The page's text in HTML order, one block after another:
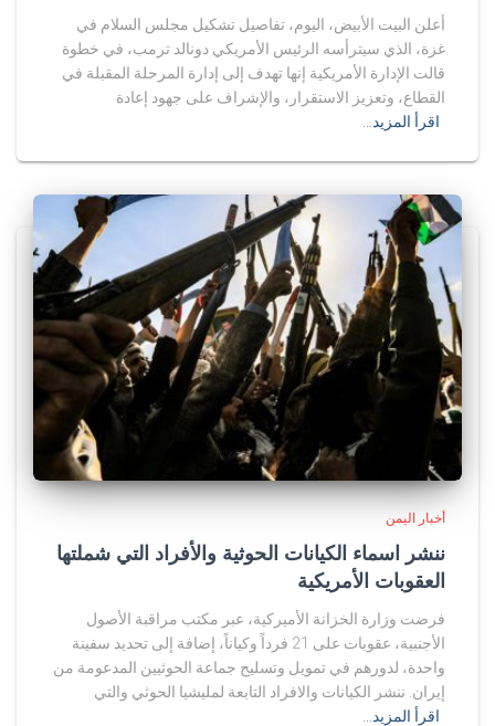
أعلن البيت الأبيض، اليوم، تفاصيل تشكيل مجلس السلام في
غزة، الذي سيترأسه الرئيس الأمريكي دونالد ترمب، في خطوة
قالت الإدارة الأمريكية إنها تهدف إلى إدارة المرحلة المقبلة في
القطاع، وتعزيز الاستقرار، والإشراف على جهود إعادة
اقرأ المزيد…
أخبار اليمن
ننشر اسماء الكيانات الحوثية والأفراد التي شملتها
العقوبات الأمريكية
فرضت وزارة الخزانة الأميركية، عبر مكتب مراقبة الأصول
الأجنبية، عقوبات على 21 فرداً وكياناً، إضافة إلى تحديد سفينة
واحدة، لدورهم في تمويل وتسليح جماعة الحوثيين المدعومة من
إيران. ننشر الكيانات والافراد التابعة لمليشيا الحوثي والتي
اقرأ المزيد…